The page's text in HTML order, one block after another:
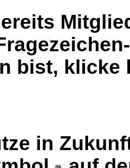
bist, klicke
in